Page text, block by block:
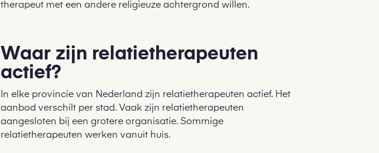
therapeut met een andere religieuze achtergrond willen.
Waar zijn relatietherapeuten
actief?
In elke provincie van Nederland zijn relatietherapeuten actief. Het
aanbod verschilt per stad. Vaak zijn relatietherapeuten
aangesloten bij een grotere organisatie. Sommige
relatietherapeuten werken vanuit huis.